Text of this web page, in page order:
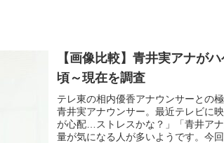
【画像比較】青井実アナが
頃～現在を調査
テレ東の相内優香アナウンサーとの
青井実アナウンサー。最近テレビに
が心配…ストレスかな？」「青井ア
量が気になる人が多いようです。今